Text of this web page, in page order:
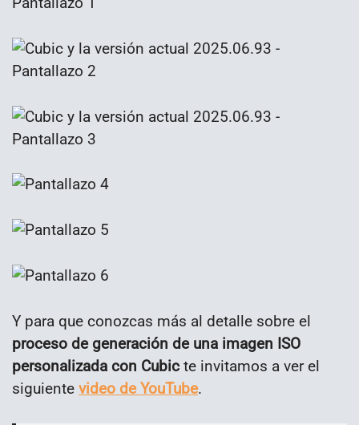
Y para que conozcas más al detalle sobre el
proceso de generación de una imagen ISO
personalizada con Cubic te invitamos a ver el
siguiente video de YouTube.